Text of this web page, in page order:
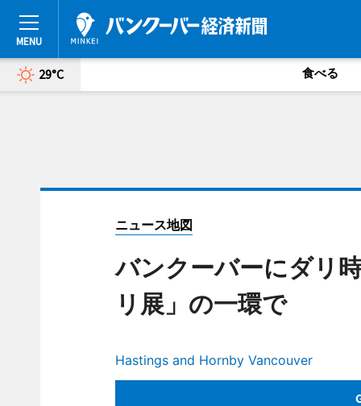
29°C 食べる
ニュース地図
バンクーバーにダリ
リ展」の一環で
Hastings and Hornby Vancouver